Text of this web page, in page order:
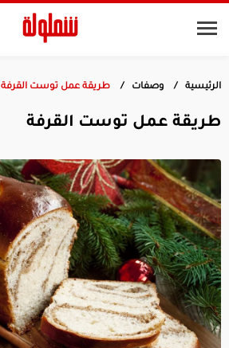
الرئيسية وصفات طريقة عمل توست القرفة
طريقة عمل توست القرفة
الجسم
ديكور